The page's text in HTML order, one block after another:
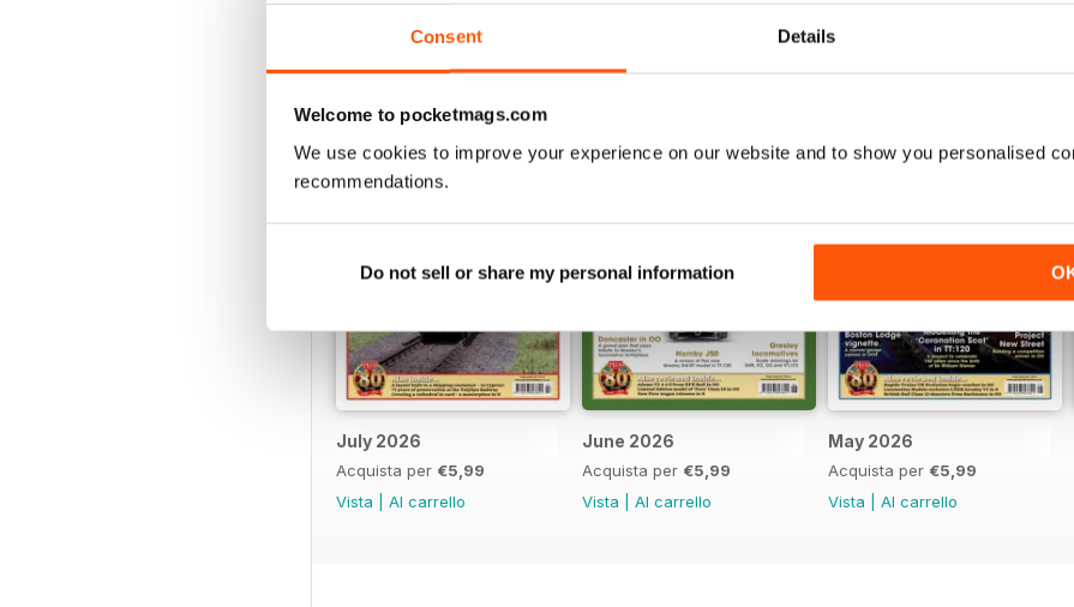
Consent Details
Welcome to pocketmags.com
We use cookies to improve your experience on our website and to show you personalised
recommendations.
Do not sell or share my personal information
July 2026
Acquista per €5,99
Vista
Al carrello
June 2026
Acquista per €5,99
Vista
Al carrello
May 2026
Acquista per €5,99
Vista
Al carrello